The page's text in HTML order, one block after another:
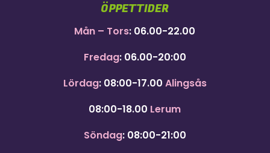
ÖPPETTIDER
Mån – Tors: 06.00-22.00
Fredag: 06.00-20:00
Lördag: 08:00-17.00 Alingsås
08:00-18.00 Lerum
Söndag: 08:00-21:00